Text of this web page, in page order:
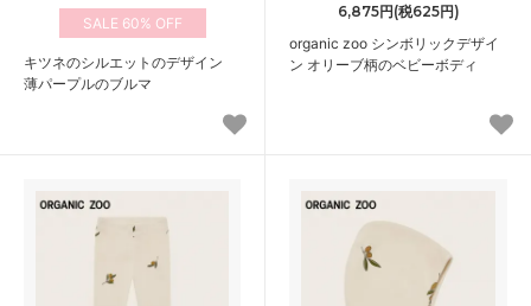
60%
キツネのシルエットのデザイン
薄パープルのブルマ
6,875円(税625円)
organic zoo シンボリックデザイ
ン オリーブ柄のベビーボディ